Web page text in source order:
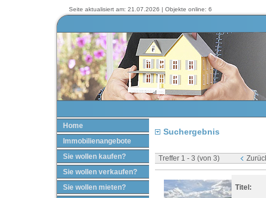
Seite aktualisiert am: 21.07.2026 | Objekte online: 6
Home
Immobilienangebote
Sie wollen kaufen?
Sie wollen verkaufen?
Sie wollen mieten?
Suchergebnis
Treffer 1 - 3 (von 3)
Titel: